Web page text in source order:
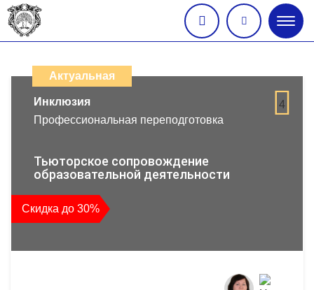
меню
дистанционных
образовательных
повышения
квалификации
и
профессиональной
Актуальная
4
Инклюзия
Профессиональная переподготовка
Тьюторское сопровождение
образовательной деятельности
Скидка до 30%